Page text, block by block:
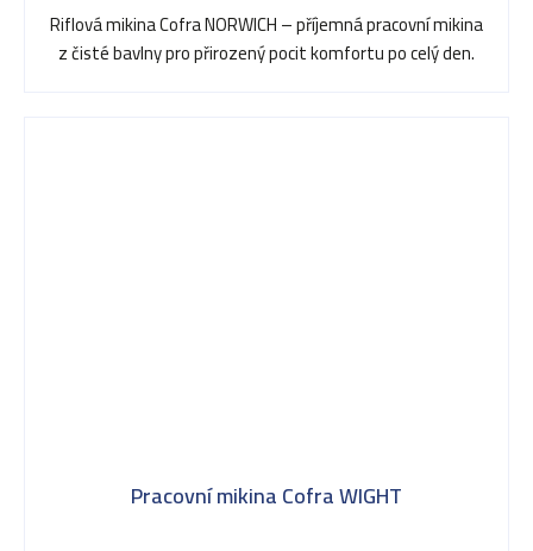
Riflová mikina Cofra NORWICH – příjemná pracovní mikina
z čisté bavlny pro přirozený pocit komfortu po celý den.
Pracovní mikina Cofra WIGHT